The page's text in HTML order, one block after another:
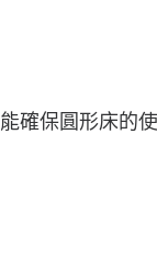
確保圓形床的